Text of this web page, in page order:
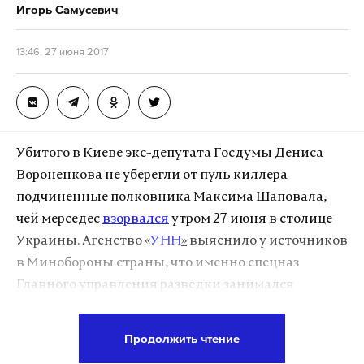
Дзен
Дзен
Игорь Самусевич
13:46, 27 июня 2017
Убитого в Киеве экс-депутата Госдумы Дениса
Вороненкова не уберегли от пуль киллера
подчиненные полковника Максима Шаповала,
чей мерседес взорвался утром 27 июня в столице
Украины. Агенство «УНН» выяснило у источников
в Минобороны страны, что именно спецназ
Главного управления разведки занимался
Продолжить чтение